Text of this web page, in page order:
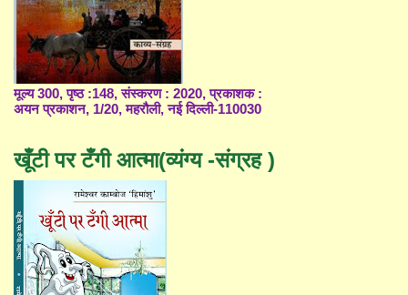
मूल्य 300, पृष्ठ :148, संस्करण : 2020, प्रकाशक :
अयन प्रकाशन, 1/20, महरौली, नई दिल्ली-110030
खूँटी पर टँगी आत्मा(व्यंग्य -संग्रह )